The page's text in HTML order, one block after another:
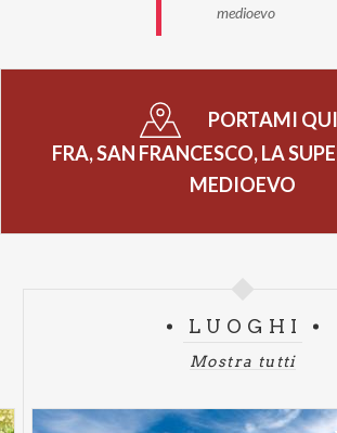
medioevo
PORTAMI
FRA, SAN FRANCESCO, LA
MEDIOEVO
LUOGHI
Mostra tutti